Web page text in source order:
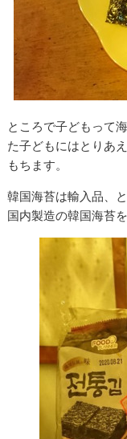
ところで子どもって
た子どもにはとりあ
もちます。
韓国海苔は輸入品、
国内製造の韓国海苔